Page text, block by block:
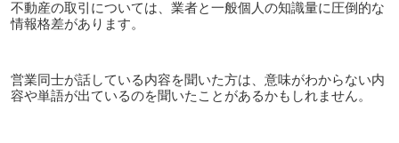
不動産の取引については、業者と一般個人の知識量に圧倒的な
情報格差があります。
営業同士が話している内容を聞いた方は、意味がわからない内
容や単語が出ているのを聞いたことがあるかもしれません。